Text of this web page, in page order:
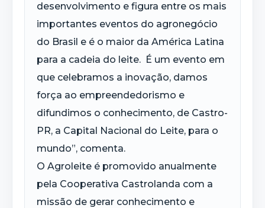
desenvolvimento e figura entre os mais
importantes eventos do agronegócio
do Brasil e é o maior da América Latina
para a cadeia do leite. É um evento em
que celebramos a inovação, damos
força ao empreendedorismo e
difundimos o conhecimento, de Castro-
PR, a Capital Nacional do Leite, para o
mundo”, comenta.
O Agroleite é promovido anualmente
pela Cooperativa Castrolanda com a
missão de gerar conhecimento e